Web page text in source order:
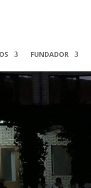
FUNDADOR
2019